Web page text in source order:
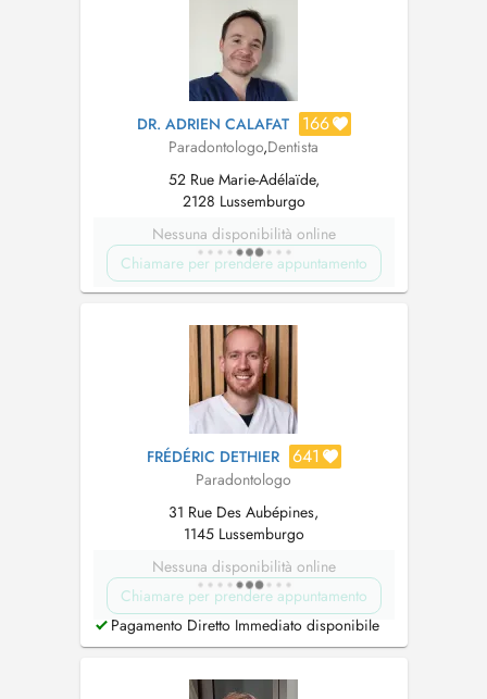
DR. ADRIEN CALAFAT 166
Paradontologo,Dentista
52 Rue Marie-Adélaïde,
2128 Lussemburgo
Nessuna disponibilità online
Chiamare per prendere appuntamento
FRÉDÉRIC DETHIER 641
Paradontologo
31 Rue Des Aubépines,
1145 Lussemburgo
Nessuna disponibilità online
Chiamare per prendere appuntamento
Pagamento Diretto Immediato disponibile